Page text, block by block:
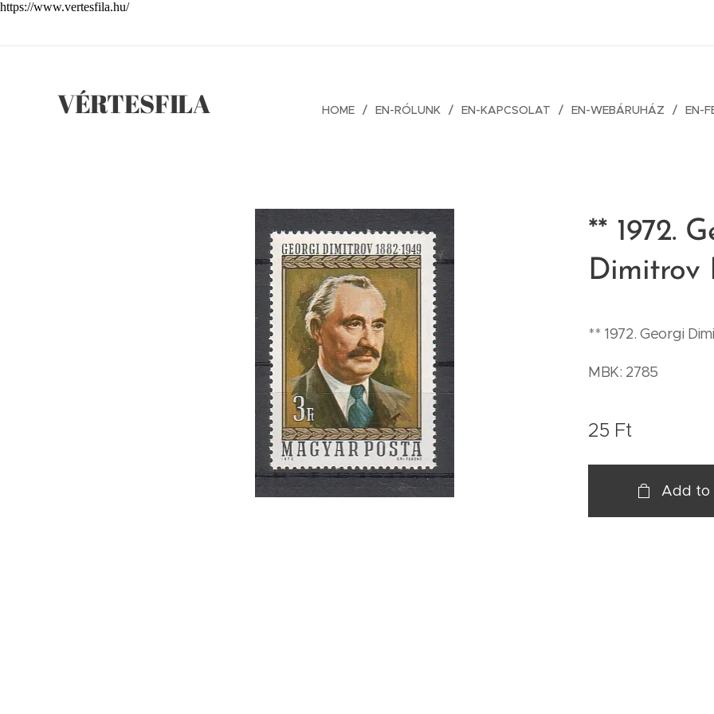
https://www.vertesfila.hu/
VÉRTESFILA HOME EN-RÓLUNK EN-KAPCSOLAT EN-WEBÁRUHÁZ EN-
** 1972.
Dimitrov
** 1972. Georgi
MBK: 2785
25 Ft
Add to